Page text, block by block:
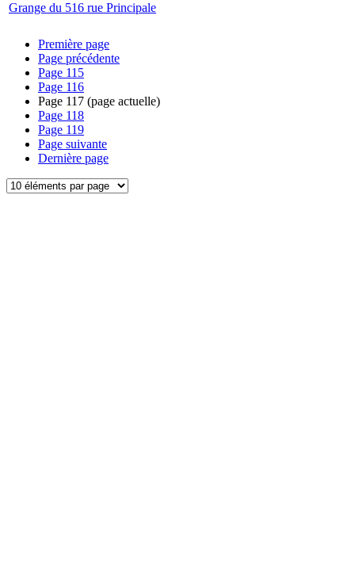
Grange du 516 rue Principale
Première page
Page précédente
Page 115
Page 116
Page 117 (page actuelle)
Page 118
Page 119
Page suivante
Dernière page